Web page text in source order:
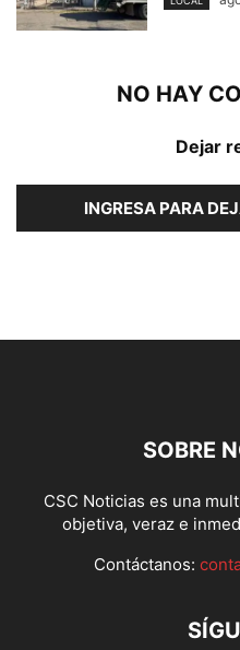
NO HAY
Dejar
INGRESA PARA
SOBRE
CSC Noticias es una
objetiva, veraz e
Contáctanos: